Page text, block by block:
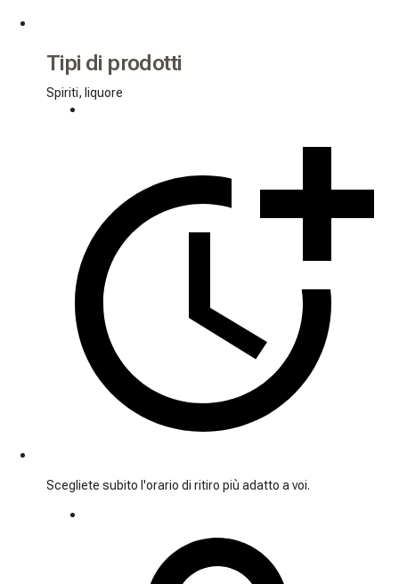
Tipi di prodotti
Spiriti, liquore
Scegliete subito l'orario di ritiro più adatto a voi.